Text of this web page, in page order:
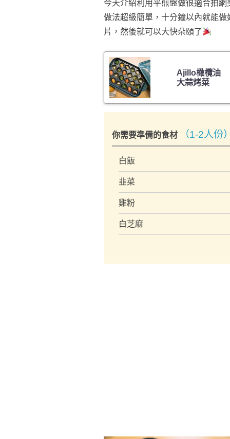
今天介紹利用平煎盤做很適合拍
做法超級簡單，十分鐘以內就能
片，然後就可以大快朵頤了
Ajillo橄欖油
大蒜烤菜
你需要準備的食材 （1-2人份
白飯
韭菜
雞粉
白芝麻